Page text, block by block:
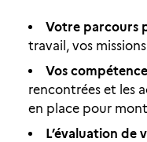
Votre parcours
travail, vos
Vos
rencontrées et les
en place pour
L’évaluation de